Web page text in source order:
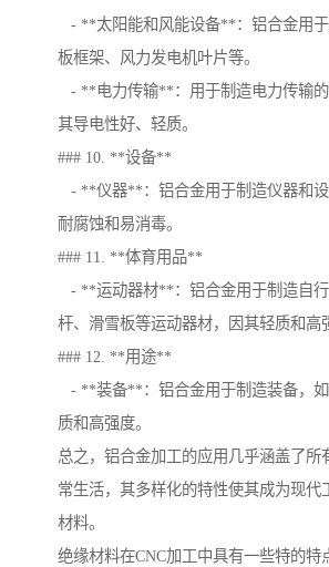
- **太阳能和风能设备**：铝合金用
板框架、风力发电机叶片等。
- **电力传输**：用于制造电力传输
其导电性好、轻质。
### 10. **设备**
- **仪器**：铝合金用于制造仪器和设
耐腐蚀和易消毒。
### 11. **体育用品**
- **运动器材**：铝合金用于制造自
杆、滑雪板等运动器材，因其轻质和高
### 12. **用途**
- **装备**：铝合金用于制造装备，
质和高强度。
总之，铝合金加工的应用几乎涵盖了所
常生活，其多样化的特性使其成为现代
材料。
绝缘材料在CNC加工中具有一些特的特